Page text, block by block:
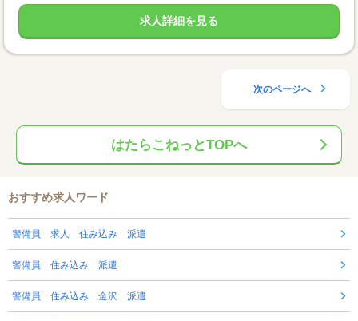
求人詳細を見る
次のページへ
はたらこねっとTOPへ
おすすめ求人ワード
警備員 求人 住み込み 派遣
警備員 住み込み 派遣
警備員 住み込み 金沢 派遣